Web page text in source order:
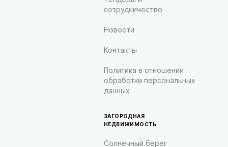
сотрудничество
Новости
Контакты
Политика в отношении
обработки персональных
данных
ЗАГОРОДНАЯ
НЕДВИЖИМОСТЬ
Солнечный берег